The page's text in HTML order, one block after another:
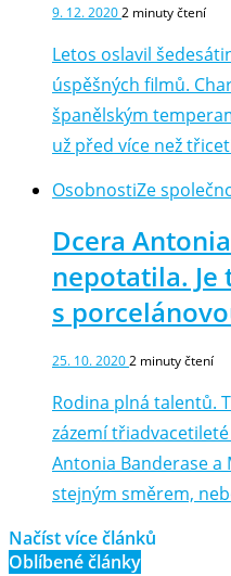
9. 12. 20202 minuty čtení
Letos oslavil
úspěšných filmů.
španělským
už před více než
OsobnostiZe
Dcera
nepotatila. Je
s
25. 10. 20202 minuty čtení
Rodina plná talentů.
zázemí
Antonia Banderase a
stejným směrem,
Načíst více článků
Oblíbené články